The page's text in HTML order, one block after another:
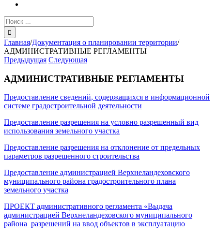
Результат
поиска:
Главная/Документация о планировании территории/
АДМИНИСТРАТИВНЫЕ РЕГЛАМЕНТЫ
Предыдущая Следующая
АДМИНИСТРАТИВНЫЕ РЕГЛАМЕНТЫ
Предоставление сведений, содержащихся в информационной
системе градостроительной деятельности
Предоставление разрешения на условно разрешенный вид
использования земельного участка
Предоставление разрешения на отклонение от предельных
параметров разрешенного строительства
Предоставление администрацией Верхнеландеховского
муниципального района градостроительного плана
земельного участка
ПРОЕКТ административного регламента «Выдача
администрацией Верхнеландеховского муниципального
района разрешений на ввод объектов в эксплуатацию